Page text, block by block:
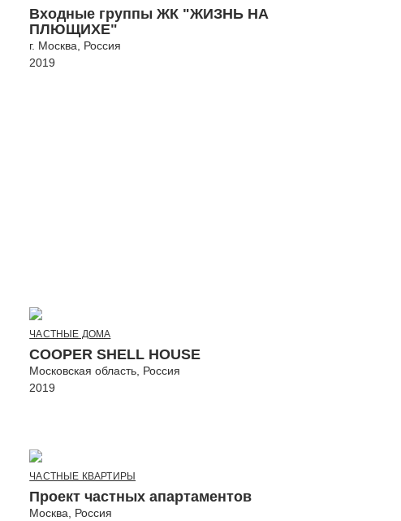
Входные группы ЖК "ЖИЗНЬ НА
ПЛЮЩИХЕ"
г. Москва, Россия
2019
ЧАСТНЫЕ ДОМА
COOPER SHELL HOUSE
Московская область, Россия
2019
ЧАСТНЫЕ КВАРТИРЫ
Проект частных апартаментов
Москва, Россия